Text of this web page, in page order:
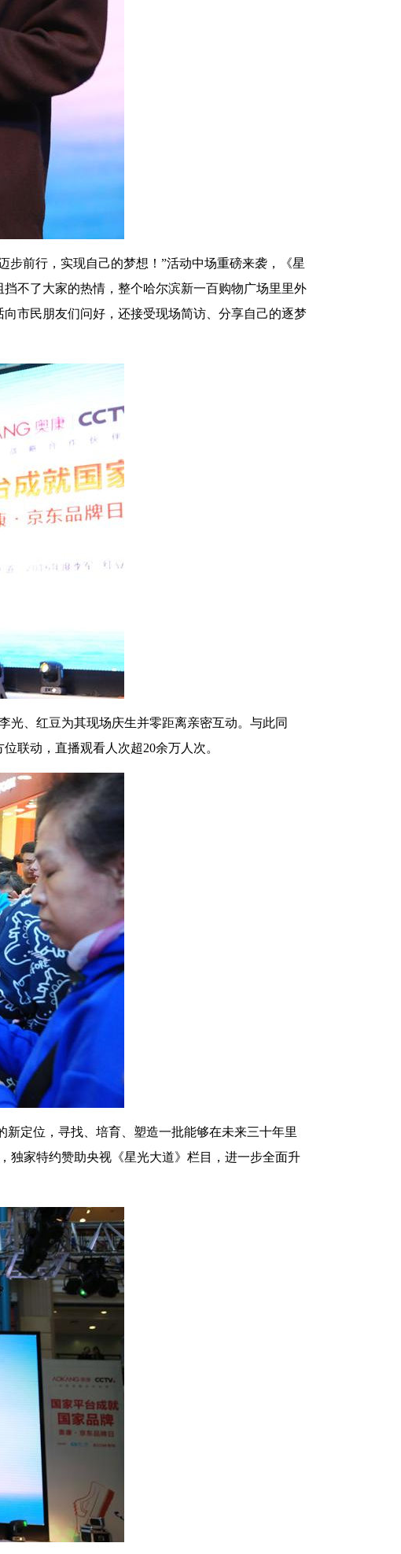
前行，实现自己的梦想！”活动中场重磅来袭，《星
不了大家的热情，整个哈尔滨新一百购物广场里里外
市民朋友们问好，还接受现场简访、分享自己的逐梦
光、红豆为其现场庆生并零距离亲密互动。与此同
联动，直播观看人次超20余万人次。
新定位，寻找、培育、塑造一批能够在未来三十年里
独家特约赞助央视《星光大道》栏目，进一步全面升